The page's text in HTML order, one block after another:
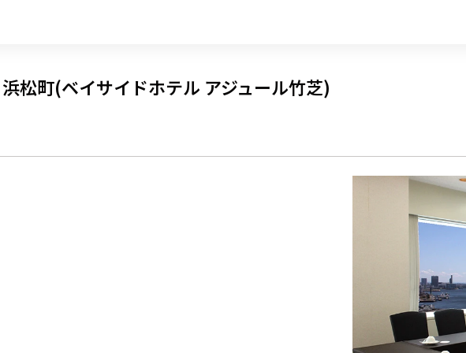
松町(ベイサイドホテル アジュール竹芝)